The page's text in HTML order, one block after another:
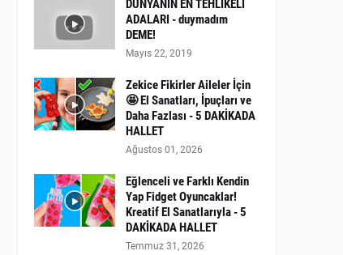
DÜNYANIN EN TEHLİKELİ
ADALARI - duymadım
DEME!
Mayıs 22, 2019
Zekice Fikirler Aileler İçin
🤩 El Sanatları, İpuçları ve
Daha Fazlası - 5 DAKİKADA
HALLET
Ağustos 01, 2026
Eğlenceli ve Farklı Kendin
Yap Fidget Oyuncaklar!
Kreatif El Sanatlarıyla - 5
DAKİKADA HALLET
Temmuz 31, 2026